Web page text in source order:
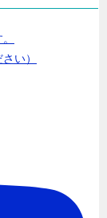
い）